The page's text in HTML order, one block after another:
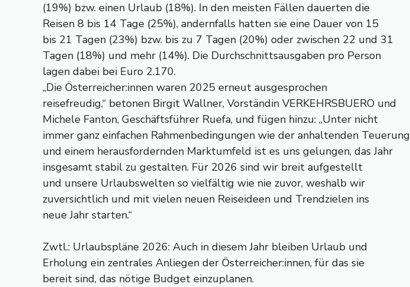
(19%) bzw. einen Urlaub (18%). In den meisten Fällen dauerten die
Reisen 8 bis 14 Tage (25%), andernfalls hatten sie eine Dauer von 15
bis 21 Tagen (23%) bzw. bis zu 7 Tagen (20%) oder zwischen 22 und 31
Tagen (18%) und mehr (14%). Die Durchschnittsausgaben pro Person
lagen dabei bei Euro 2.170.
„Die Österreicher:innen waren 2025 erneut ausgesprochen
reisefreudig,“ betonen Birgit Wallner, Vorständin VERKEHRSBUERO und
Michele Fanton, Geschäftsführer Ruefa, und fügen hinzu: „Unter nicht
immer ganz einfachen Rahmenbedingungen wie der anhaltenden Teuerung
und einem herausfordernden Marktumfeld ist es uns gelungen, das Jahr
insgesamt stabil zu gestalten. Für 2026 sind wir breit aufgestellt
und unsere Urlaubswelten so vielfältig wie nie zuvor, weshalb wir
zuversichtlich und mit vielen neuen Reiseideen und Trendzielen ins
neue Jahr starten.“
Zwtl.: Urlaubspläne 2026: Auch in diesem Jahr bleiben Urlaub und
Erholung ein zentrales Anliegen der Österreicher:innen, für das sie
bereit sind, das nötige Budget einzuplanen.